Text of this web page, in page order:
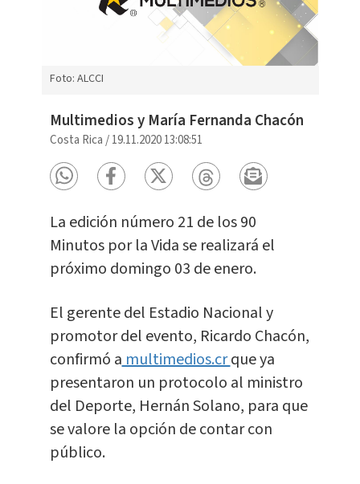
Foto: ALCCI
Multimedios y María Fernanda Chacón
Costa Rica /19.11.2020 13:08:51
La edición número 21 de los 90
Minutos por la Vida se realizará el
próximo domingo 03 de enero.
El gerente del Estadio Nacional y
promotor del evento, Ricardo Chacón,
confirmó amultimedios.crque ya
presentaron un protocolo al ministro
del Deporte, Hernán Solano, para que
se valore la opción de contar con
público.